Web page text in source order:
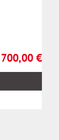
Regulärer Preis:
700,00 €